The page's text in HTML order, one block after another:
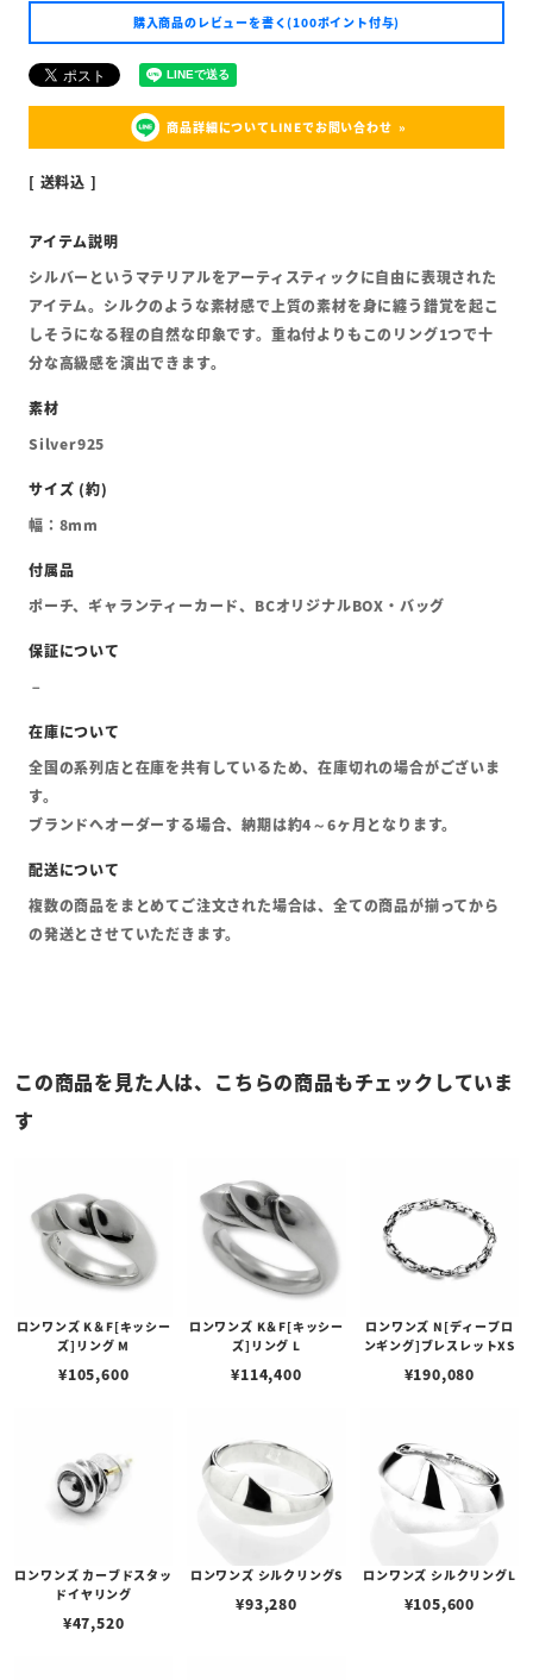
購入商品のレビューを書く(100ポイント付与)
商品詳細についてLINEでお問い合わせ
送料込
シルバーというマテリアルをアーティスティックに自由に表現された
アイテム。シルクのような素材感で上質の素材を身に纏う錯覚を起こ
しそうになる程の自然な印象です。重ね付よりもこのリング1つで十
分な高級感を演出できます。
Silver925
幅：8mm
ポーチ、ギャランティーカード、BCオリジナルBOX・バッグ
全国の系列店と在庫を共有しているため、在庫切れの場合がございま
す。
ブランドへオーダーする場合、納期は約4～6ヶ月となります。
複数の商品をまとめてご注文された場合は、全ての商品が揃ってから
の発送とさせていただきます。
この商品を見た人は、こちらの商品もチェックしていま
す
ロンワンズ K＆F[キッシー
ズ]リング M
¥105,600
ロンワンズ K＆F[キッシー
ズ]リング L
¥114,400
ロンワンズ N[ディープロ
ンギング]ブレスレットXS
¥190,080
ロンワンズ カーブドスタッ
ドイヤリング
¥47,520
ロンワンズ シルクリングS
¥93,280
ロンワンズ シルクリングL
¥105,600